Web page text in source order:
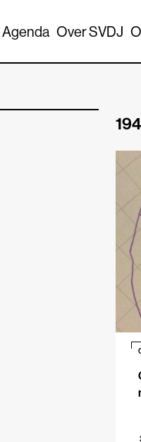
Agenda Over SVDJ